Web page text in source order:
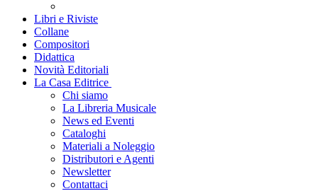
Libri e Riviste
Collane
Compositori
Didattica
Novità Editoriali
La Casa Editrice
Chi siamo
La Libreria Musicale
News ed Eventi
Cataloghi
Materiali a Noleggio
Distributori e Agenti
Newsletter
Contattaci